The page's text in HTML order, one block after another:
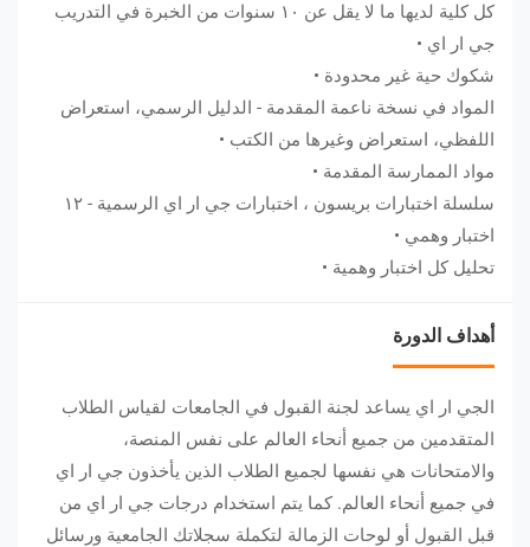
كل كلية لديها ما لا يقل عن ١٠ سنوات من الخبرة في التدريب
جي ار اي •
شكوك حية غير محدودة •
المواد في نسخة ناعمة المقدمة - الدليل الرسمي، استعراض
اللفظي، استعراض وغيرها من الكتب •
مواد الممارسة المقدمة •
سلسلة اختبارات بريسون ، اختبارات جي ار اي الرسمية - ١٢
اختبار وهمي •
تحليل كل اختبار وهمية •
أهداف الدورة
الجي ار اي يساعد لجنة القبول في الجامعات لقياس الطلاب
المتقدمين من جميع أنحاء العالم على نفس المنصة،
والامتحانات هي نفسها لجميع الطلاب الذين يأخذون جي ار اي
في جميع أنحاء العالم. كما يتم استخدام درجات جي ار اي من
قبل القبول أو لوحات الزمالة لتكملة سجلاتك الجامعية ورسائل